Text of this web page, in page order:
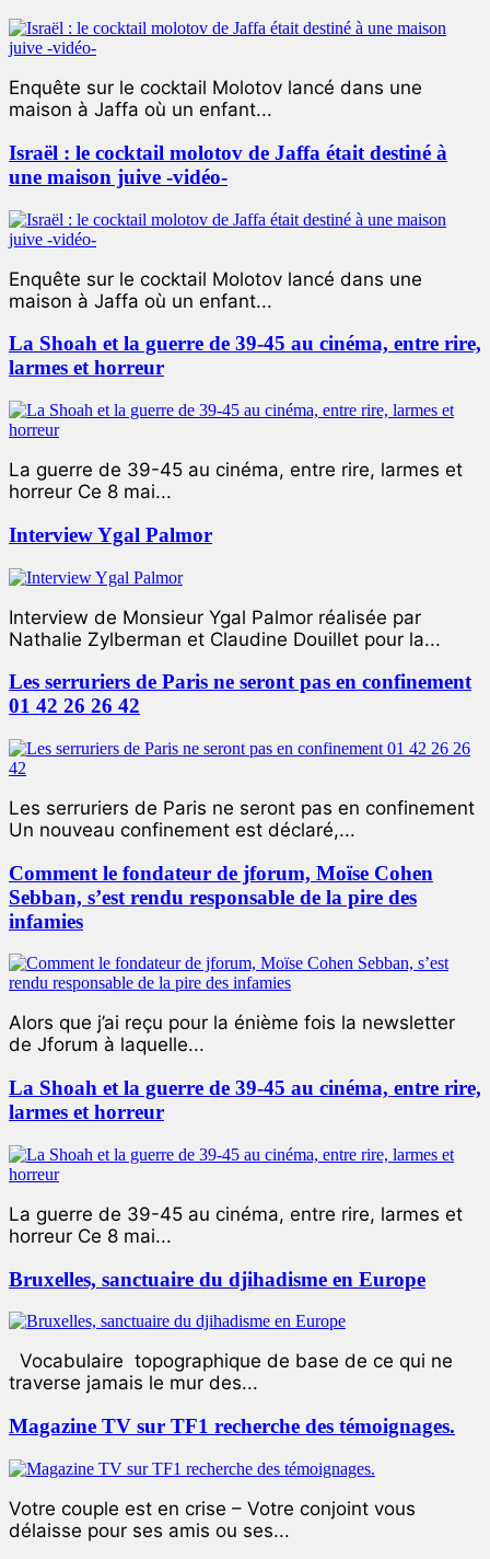
Enquête sur le cocktail Molotov lancé dans une
maison à Jaffa où un enfant...
Israël : le cocktail molotov de Jaffa était destiné à
une maison juive -vidéo-
Enquête sur le cocktail Molotov lancé dans une
maison à Jaffa où un enfant...
La Shoah et la guerre de 39-45 au cinéma, entre rire,
larmes et horreur
La guerre de 39-45 au cinéma, entre rire, larmes et
horreur Ce 8 mai...
Interview Ygal Palmor
Interview de Monsieur Ygal Palmor réalisée par
Nathalie Zylberman et Claudine Douillet pour la...
Les serruriers de Paris ne seront pas en confinement
01 42 26 26 42
Les serruriers de Paris ne seront pas en confinement
Un nouveau confinement est déclaré,...
Comment le fondateur de jforum, Moïse Cohen
Sebban, s’est rendu responsable de la pire des
infamies
Alors que j’ai reçu pour la énième fois la newsletter
de Jforum à laquelle...
La Shoah et la guerre de 39-45 au cinéma, entre rire,
larmes et horreur
La guerre de 39-45 au cinéma, entre rire, larmes et
horreur Ce 8 mai...
Bruxelles, sanctuaire du djihadisme en Europe
Vocabulaire topographique de base de ce qui ne
traverse jamais le mur des...
Magazine TV sur TF1 recherche des témoignages.
Votre couple est en crise – Votre conjoint vous
délaisse pour ses amis ou ses...